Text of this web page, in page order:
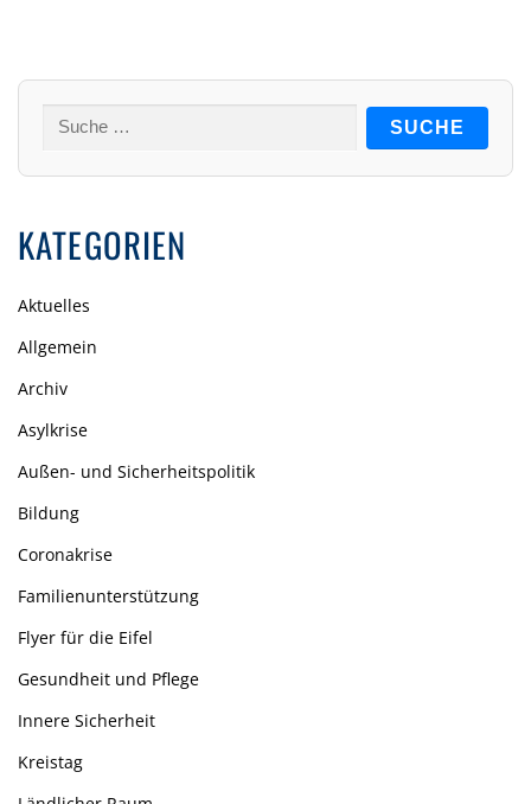
Suche
KATEGORIEN
Aktuelles
Allgemein
Archiv
Asylkrise
Außen- und Sicherheitspolitik
Bildung
Coronakrise
Familienunterstützung
Flyer für die Eifel
Gesundheit und Pflege
Innere Sicherheit
Kreistag